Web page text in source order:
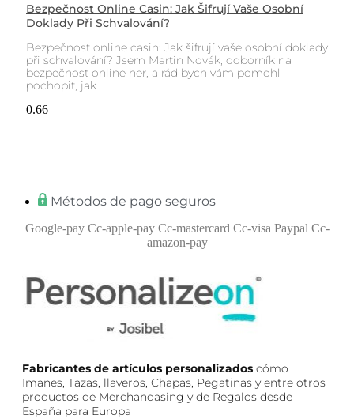
Bezpečnost Online Casin: Jak Šifrují Vaše Osobní
Doklady Při Schvalování?
Bezpečnost online casin: Jak šifrují vaše osobní doklady
při schvalování? Jsem Martin Novák, odborník na
bezpečnost online her, a rád bych vám pomohl
pochopit, jak
Métodos de pago seguros
Google-pay Cc-apple-pay Cc-mastercard Cc-visa Paypal Cc-
amazon-pay
Fabricantes de artículos personalizados cómo
Imanes, Tazas, llaveros, Chapas, Pegatinas y entre otros
productos de Merchandasing y de Regalos desde
España para Europa